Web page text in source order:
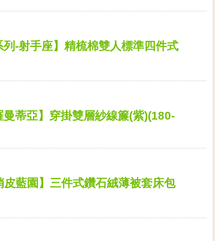
列-射手座】精梳棉雙人標準四件式
曼蒂亞】穿掛雙層紗線簾(紫)(180-
皮藍園】三件式鑽石絨薄被套床包